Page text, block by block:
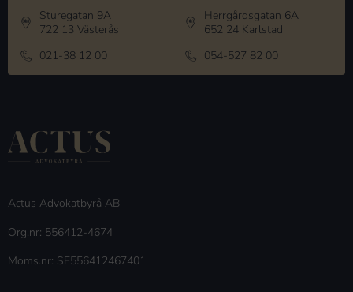
Sturegatan 9A
722 13 Västerås
021-38 12 00
Herrgårdsgatan 6A
652 24 Karlstad
054-527 82 00
Actus Advokatbyrå AB
Org.nr: 556412-4674
Moms.nr: SE556412467401